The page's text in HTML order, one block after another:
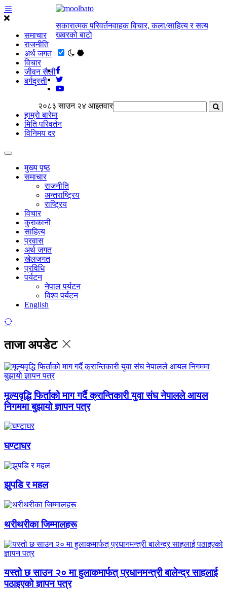
समाचार
राजनीति
अर्थ जगत
विचार
जीवन सैली
बर्गदृस्ती
सकारात्मक परिवर्तनवाहक विचार, कला/साहित्य र सत्य
खवरको बाटाे
२०८३ साउन २४ आइतवार
हाम्राे बारेमा
मिति परिवर्तन
विनिमय दर
मुख्य पृष्ठ
समाचार
राजनीति
अन्तराष्ट्रिय
राष्ट्रिय
विचार
कुराकानी
साहित्य
प्रवास
अर्थ जगत
खेलजगत
प्रविधि
पर्यटन
नेपाल पर्यटन
विश्व पर्यटन
English
ताजा अपडेट
मूल्यवृद्धि फिर्ताको माग गर्दै क्रान्तिकारी युवा संघ नेपालले आयल
निगममा बुझायो ज्ञापन पत्र
घण्टाघर
झुपडि र महल
थरीथरीका जिम्मालहरू
यस्तो छ साउन २० मा हुलाकमार्फत् प्रधानमन्त्री बालेन्द्र साहलाई
पठाइएको ज्ञापन पत्र